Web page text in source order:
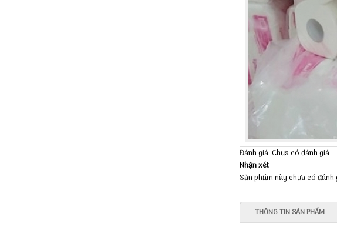
Đánh giá: Chưa có đánh giá
Nhận xét
Sản phẩm này chưa có đánh
THÔNG TIN SẢN PHẨM